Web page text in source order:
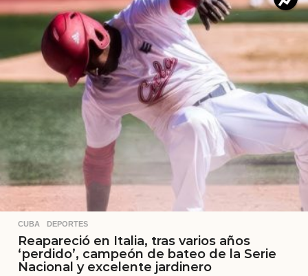
CUBA ,DEPORTES
Reapareció en Italia, tras varios años
‘perdido’, campeón de bateo de la Serie
Nacional y excelente jardinero